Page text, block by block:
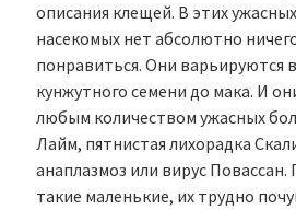
описания клещей. В этих
насекомых нет абсолютно
понравиться. Они варьируются
кунжутного семени до мака. И
любым количеством ужасных
Лайм, пятнистая лихорадка
анаплазмоз или вирус
такие маленькие, их трудно